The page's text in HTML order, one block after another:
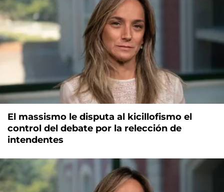
El massismo le disputa al kicillofismo el
control del debate por la relección de
intendentes